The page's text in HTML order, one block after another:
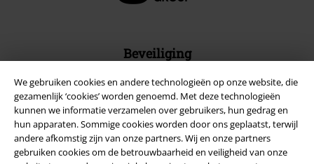
We gebruiken cookies en andere technologieën op onze website, die
gezamenlijk ‘cookies’ worden genoemd. Met deze technologieën
kunnen we informatie verzamelen over gebruikers, hun gedrag en
hun apparaten. Sommige cookies worden door ons geplaatst, terwijl
andere afkomstig zijn van onze partners. Wij en onze partners
gebruiken cookies om de betrouwbaarheid en veiligheid van onze
Beveiliging